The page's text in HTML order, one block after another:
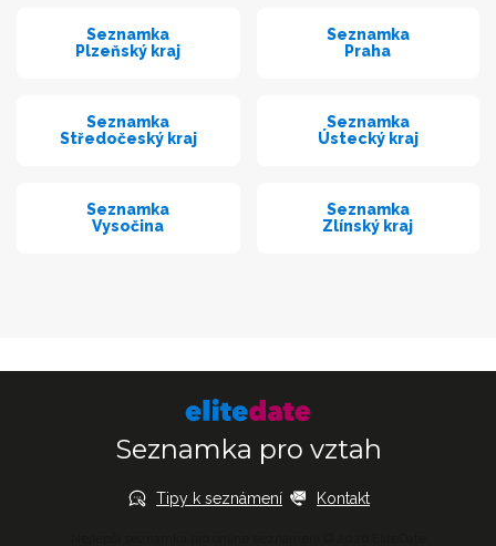
Seznamka
Plzeňský kraj
Seznamka
Praha
Seznamka
Středočeský kraj
Seznamka
Ústecký kraj
Seznamka
Vysočina
Seznamka
Zlínský kraj
Seznamka pro vztah
Tipy k seznámení Kontakt